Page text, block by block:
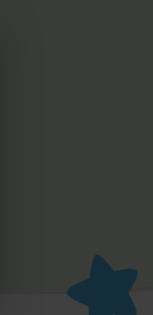
de producten
Europese
met deze